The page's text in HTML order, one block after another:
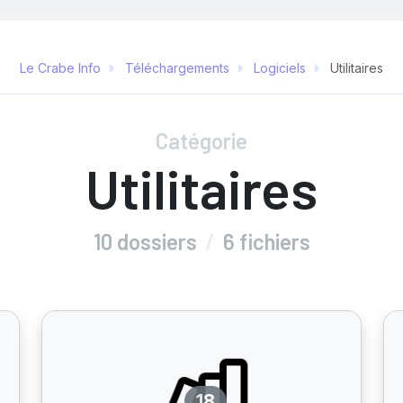
Le Crabe Info Téléchargements Logiciels Utilitaires
Catégorie
Utilitaires
10 dossiers 6 fichiers